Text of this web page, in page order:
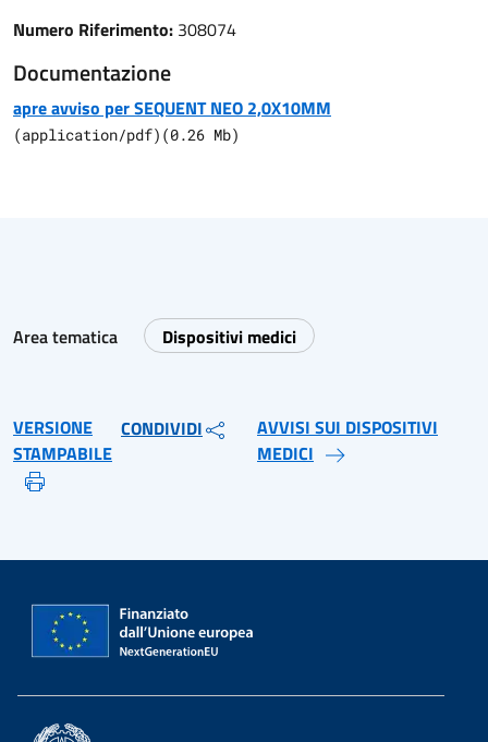
Numero Riferimento: 308074
Documentazione
apre avviso per SEQUENT NEO 2,0X10MM
(application/pdf) (0.26 Mb)
Area tematica Dispositivi medici
VERSIONE
STAMPABILE
CONDIVIDI
AVVISI SUI DISPOSITIVI
MEDICI